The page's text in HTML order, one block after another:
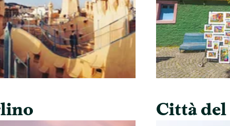
Città del